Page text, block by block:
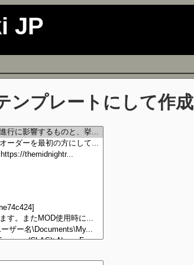
JP
ンプレートにして作成